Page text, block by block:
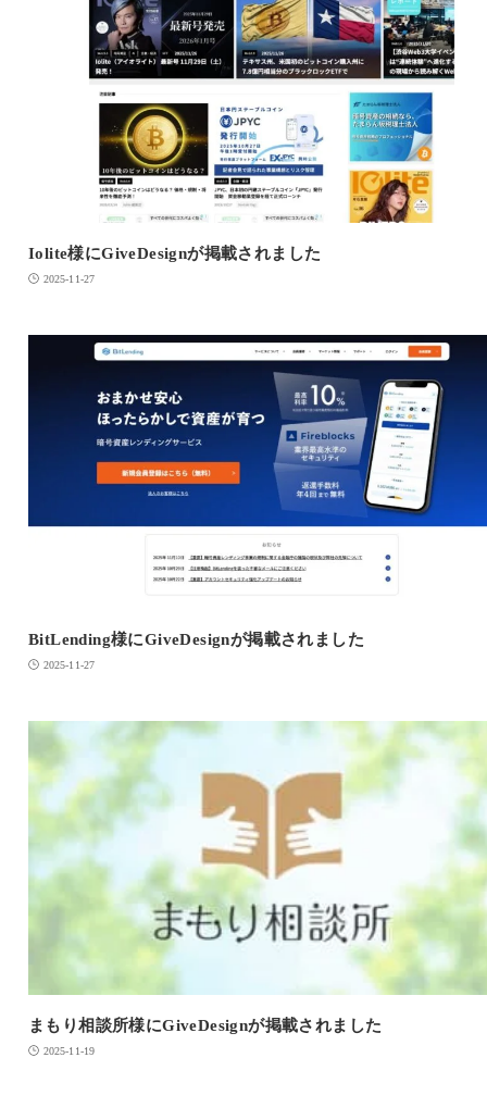
Iolite様にGiveDesignが掲載されました
2025-11-27
BitLending様にGiveDesignが掲載されました
2025-11-27
まもり相談所様にGiveDesignが掲載されました
2025-11-19